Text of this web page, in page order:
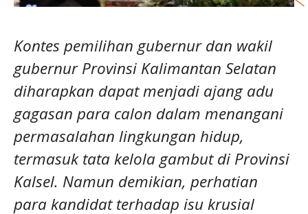
Kontes pemilihan gubernur dan wakil
gubernur Provinsi Kalimantan Selatan
diharapkan dapat menjadi ajang adu
gagasan para calon dalam menangani
permasalahan lingkungan hidup,
termasuk tata kelola gambut di Provinsi
Kalsel. Namun demikian, perhatian
para kandidat terhadap isu krusial